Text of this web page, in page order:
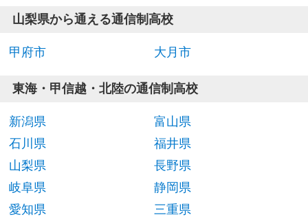
山梨県から通える通信制高校
甲府市 大月市
東海・甲信越・北陸の通信制高校
新潟県
富山県
石川県
福井県
山梨県
長野県
岐阜県
静岡県
愛知県
三重県